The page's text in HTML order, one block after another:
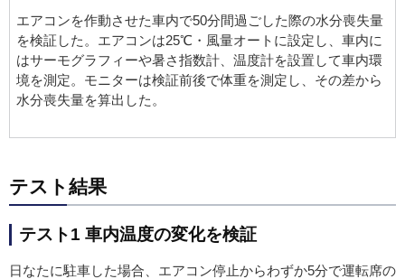
エアコンを作動させた車内で50分間過ごした際の水分喪失量
を検証した。エアコンは25℃・風量オートに設定し、車内に
はサーモグラフィーや暑さ指数計、温度計を設置して車内環
境を測定。モニターは検証前後で体重を測定し、その差から
水分喪失量を算出した。
テスト結果
テスト1 車内温度の変化を検証
日なたに駐車した場合、エアコン停止からわずか5分で運転席の